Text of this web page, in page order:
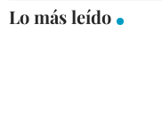
Lo más leído